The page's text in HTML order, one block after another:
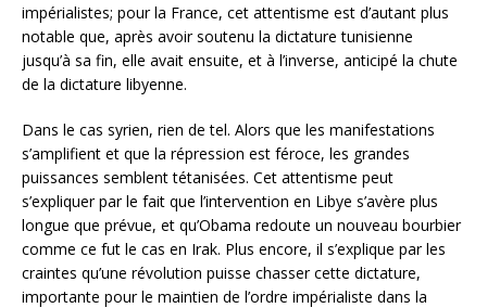
impérialistes; pour la France, cet attentisme est d’autant plus
notable que, après avoir soutenu la dictature tunisienne
jusqu’à sa fin, elle avait ensuite, et à l’inverse, anticipé la chute
de la dictature libyenne.
Dans le cas syrien, rien de tel. Alors que les manifestations
s’amplifient et que la répression est féroce, les grandes
puissances semblent tétanisées. Cet attentisme peut
s’expliquer par le fait que l’intervention en Libye s’avère plus
longue que prévue, et qu’Obama redoute un nouveau bourbier
comme ce fut le cas en Irak. Plus encore, il s’explique par les
craintes qu’une révolution puisse chasser cette dictature,
importante pour le maintien de l’ordre impérialiste dans la